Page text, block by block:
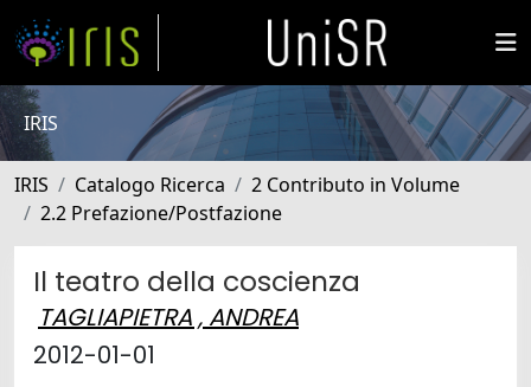
IRIS
IRIS Catalogo Ricerca
2 Contributo in Volume
2.2 Prefazione/Postfazione
Il teatro della coscienza
TAGLIAPIETRA , ANDREA
2012-01-01